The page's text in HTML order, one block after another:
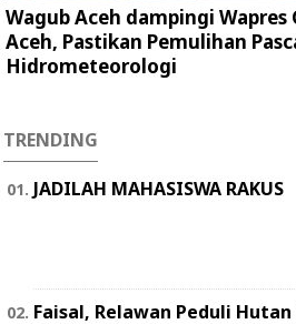
Wagub Aceh dampingi
Aceh, Pastikan Pemulihan
Hidrometeorologi
TRENDING
JADILAH MAHASISWA RAKUS
Faisal, Relawan Peduli